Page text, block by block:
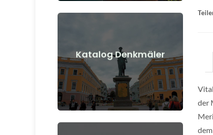
Katalog Denkmäler
Denkmäler, Kunstwerke vor und
nach Kriegsbeginn
Details anzeigen
der